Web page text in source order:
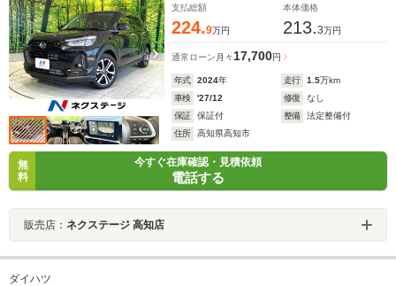
支払総額
224.9万円
本体価格
213.3万円
通常ローン 月々 17,700円
年式 2024年 走行 1.5万km
車検
'27/12 修復
なし
保証
保証付 整備
法定整備付
住所
高知県高知市
無
料
今すぐ在庫確認・見積依頼
電話する
販売店： ネクステージ 高知店
ダイハツ